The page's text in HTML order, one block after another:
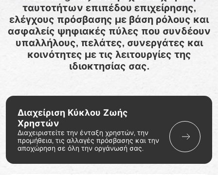
ταυτοτήτων επιπέδου επιχείρησης,
ελέγχους πρόσβασης με βάση ρόλους και
ασφαλείς ψηφιακές πύλες που συνδέουν
υπαλλήλους, πελάτες, συνεργάτες και
κοινότητες με τις λειτουργίες της
ιδιοκτησίας σας.
Διαχείριση Κύκλου Ζωής
Χρηστών
Διαχειριστείτε την ένταξη χρηστών, την
προμήθεια, τις αλλαγές πρόσβασης και την
αποχώρηση σε όλη την οργάνωσή σας.